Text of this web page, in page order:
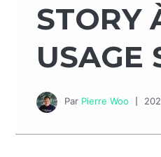
STORY
USAGE
Par Pierre Woo